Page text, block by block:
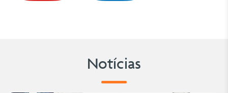
Notícias